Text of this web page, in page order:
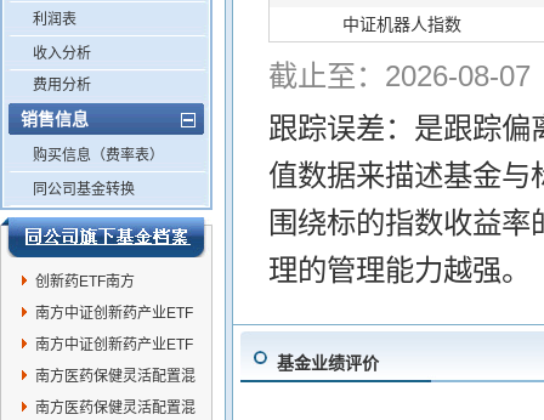
利润表
收入分析
费用分析
销售信息
购买信息（费率表）
同公司基金转换
创新药ETF南方
南方中证创新药产业ETF
发起联接C
南方中证创新药产业ETF
发起联接A
南方医药保健灵活配置混
合A
南方医药保健灵活配置混
中证机器人指数
截止至：2026-08-07
跟踪误差：是跟踪
值数据来描述基金与
围绕标的指数收益
理的管理能力越强。
基金业绩评价